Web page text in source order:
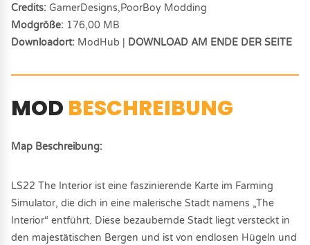
Credits: GamerDesigns,PoorBoy Modding
Modgröße: 176,00 MB
Downloadort: ModHub | DOWNLOAD AM ENDE DER SEITE
MOD BESCHREIBUNG
Map Beschreibung:
LS22 The Interior ist eine faszinierende Karte im Farming
Simulator, die dich in eine malerische Stadt namens „The
Interior“ entführt. Diese bezaubernde Stadt liegt versteckt in
den majestätischen Bergen und ist von endlosen Hügeln und